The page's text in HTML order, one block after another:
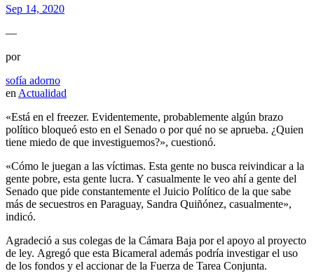
Sep 14, 2020
—
por
sofía adorno
en Actualidad
«Está en el freezer. Evidentemente, probablemente algún brazo
político bloqueó esto en el Senado o por qué no se aprueba. ¿Quien
tiene miedo de que investiguemos?», cuestionó.
«Cómo le juegan a las víctimas. Esta gente no busca reivindicar a la
gente pobre, esta gente lucra. Y casualmente le veo ahí a gente del
Senado que pide constantemente el Juicio Político de la que sabe
más de secuestros en Paraguay, Sandra Quiñónez, casualmente»,
indicó.
Agradeció a sus colegas de la Cámara Baja por el apoyo al proyecto
de ley. Agregó que esta Bicameral además podría investigar el uso
de los fondos y el accionar de la Fuerza de Tarea Conjunta.